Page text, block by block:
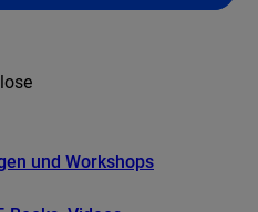
und Workshops